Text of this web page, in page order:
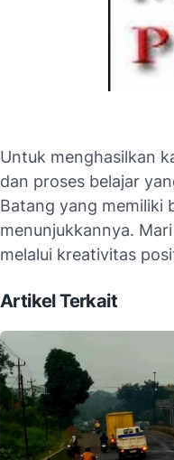
Untuk menghasilkan
dan proses belajar
Batang yang memiliki
menunjukkannya.
melalui kreativitas
Artikel Terkait